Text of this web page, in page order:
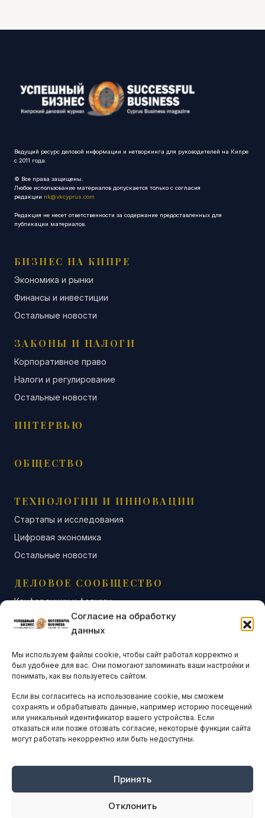
Согласие на обработку
данных
Мы используем файлы cookie, чтобы сайт работал корректно и
был удобнее для вас. Они помогают запоминать ваши настройки и
понимать, как вы пользуетесь сайтом.
Если вы согласитесь на использование cookie, мы сможем
сохранять и обрабатывать данные, например историю посещений
или уникальный идентификатор вашего устройства. Если
отказаться или позже отозвать согласие, некоторые функции сайта
могут работать некорректно или быть недоступны.
Принять
Отклонить
Ведущий ресурс деловой информации и нетворкинга для руководителей на Кипре
с 2011 года.
© Все права защищены.
Любое использование материалов допускается только с согласия
редакции nk@vkcyprus.com
Редакция не несет ответственности за содержание предоставленных для
публикации материалов.
БИЗНЕС НА КИПРЕ
Экономика и рынки
Финансы и инвестиции
Остальные новости
ЗАКОНЫ И НАЛОГИ
Корпоративное право
Налоги и регулирование
Остальные новости
ИНТЕРВЬЮ
ОБЩЕСТВО
ТЕХНОЛОГИИ И ИННОВАЦИИ
Стартапы и исследования
Цифровая экономика
Остальные новости
ДЕЛОВОЕ СООБЩЕСТВО
Конференции и форумы
Бизнес-клубы и ассоциации
Остальные новости
АНАЛИТИКА И СТАТИСТИКА
ARTICLES IN ENGLISH
НАВИГАЦИЯ
Оплата онлайн